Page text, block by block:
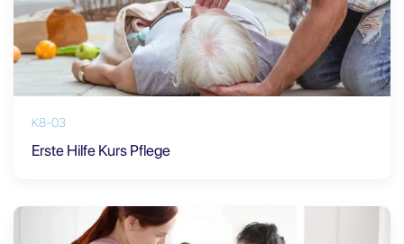
K8-03
Erste Hilfe Kurs Pflege